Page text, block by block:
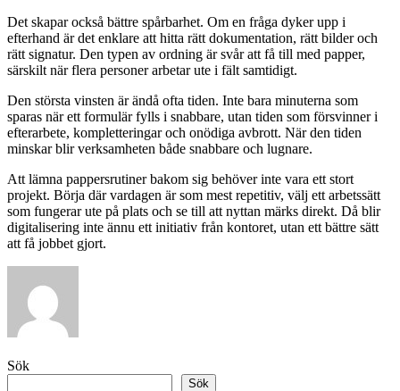
Det skapar också bättre spårbarhet. Om en fråga dyker upp i
efterhand är det enklare att hitta rätt dokumentation, rätt bilder och
rätt signatur. Den typen av ordning är svår att få till med papper,
särskilt när flera personer arbetar ute i fält samtidigt.
Den största vinsten är ändå ofta tiden. Inte bara minuterna som
sparas när ett formulär fylls i snabbare, utan tiden som försvinner i
efterarbete, kompletteringar och onödiga avbrott. När den tiden
minskar blir verksamheten både snabbare och lugnare.
Att lämna pappersrutiner bakom sig behöver inte vara ett stort
projekt. Börja där vardagen är som mest repetitiv, välj ett arbetssätt
som fungerar ute på plats och se till att nyttan märks direkt. Då blir
digitalisering inte ännu ett initiativ från kontoret, utan ett bättre sätt
att få jobbet gjort.
Sök
Sök